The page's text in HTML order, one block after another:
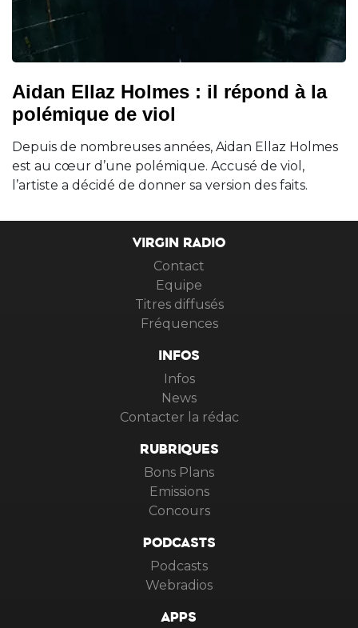
Aidan Ellaz Holmes : il répond à la
polémique de viol
Depuis de nombreuses années, Aidan Ellaz Holmes
est au cœur d’une polémique. Accusé de viol,
l’artiste a décidé de donner sa version des faits.
VIRGIN RADIO
Contact
Equipe
Titres diffusés
Fréquences
INFOS
Infos
News
Contacter la rédac
RUBRIQUES
Bons Plans
Emissions
Concours
PODCASTS
Podcasts
Webradios
APPS